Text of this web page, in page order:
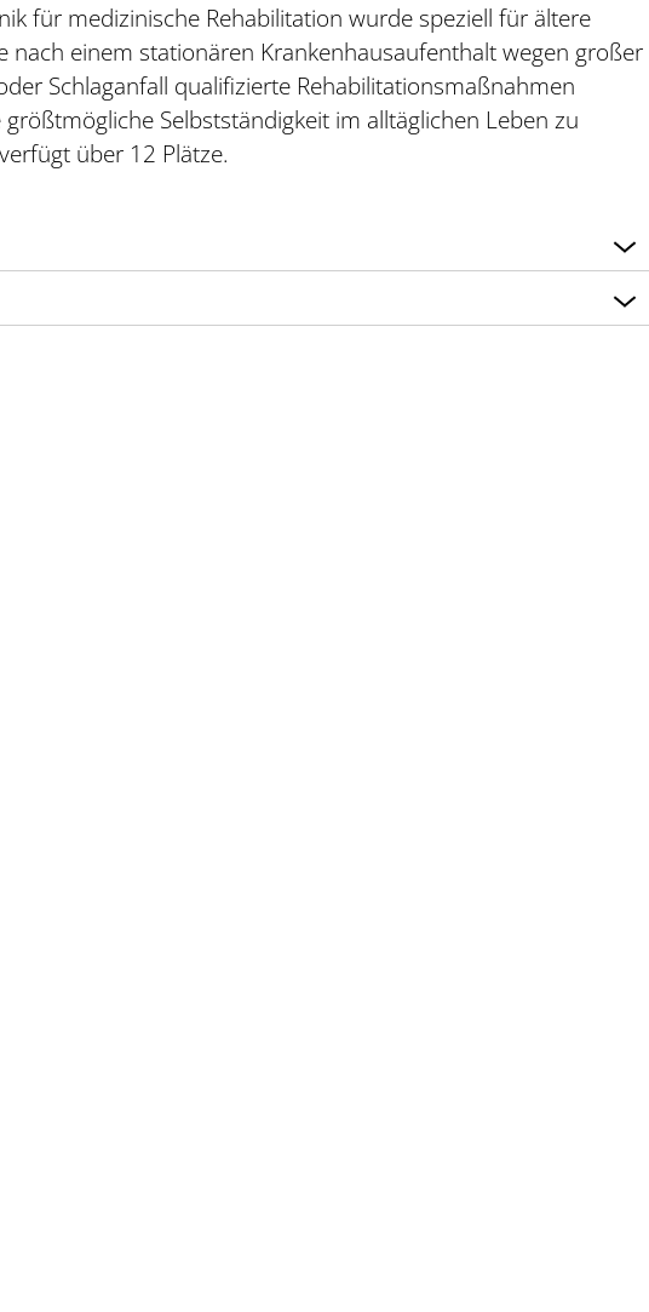
für medizinische Rehabilitation wurde speziell für ältere
nach einem stationären Krankenhausaufenthalt wegen großer
Schlaganfall qualifizierte Rehabilitationsmaßnahmen
Selbstständigkeit im alltäglichen Leben zu
über 12 Plätze.